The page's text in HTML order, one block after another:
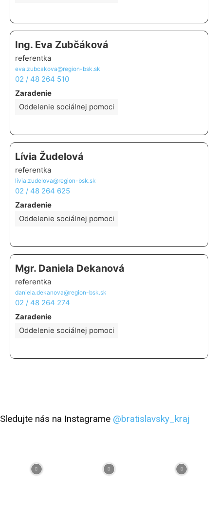
Ing. Eva Zubčáková
referentka
eva.zubcakova@region-bsk.sk
02 / 48 264 510
Zaradenie
Oddelenie sociálnej pomoci
Lívia Žudelová
referentka
livia.zudelova@region-bsk.sk
02 / 48 264 625
Zaradenie
Oddelenie sociálnej pomoci
Mgr. Daniela Dekanová
referentka
daniela.dekanova@region-bsk.sk
02 / 48 264 274
Zaradenie
Oddelenie sociálnej pomoci
Sledujte nás na Instagrame @bratislavsky_kraj